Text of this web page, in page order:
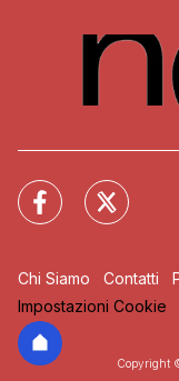
Chi Siamo Contatti
Impostazioni Cookie
Copyright